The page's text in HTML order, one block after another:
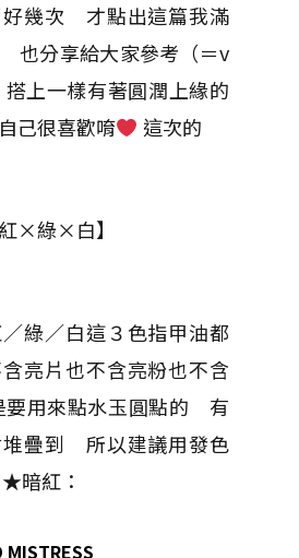
好幾次 才點出這篇我滿
也分享給大家參考（＝v
上一樣有著圓潤上緣的
己很喜歡唷
這次的
×綠×白】
綠／白這３色指甲油都
亮片也不含亮粉也不含
要用來點水玉圓點的 有
堆疊到 所以建議用發色
暗紅：
MISTRESS